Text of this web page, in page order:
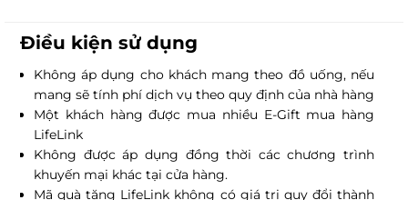
Điều kiện sử dụng
Không áp dụng cho khách mang theo đồ uống, nếu
mang sẽ tính phí dịch vụ theo quy định của nhà hàng
Một khách hàng được mua nhiều E-Gift mua hàng
LifeLink
Không được áp dụng đồng thời các chương trình
khuyến mại khác tại cửa hàng.
Mã quà tặng LifeLink không có giá trị quy đổi thành